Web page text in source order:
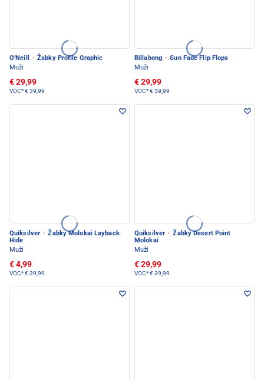
O'Neill · Žabky Profile Graphic
Muži
€ 29,99
VOC*€ 39,99
Billabong · Sun Fade Flip Flops
Muži
€ 29,99
VOC*€ 39,99
Quiksilver · Žabky Molokai Layback
Hide
Muži
€ 4,99
VOC*€ 39,99
Quiksilver · Žabky Desert Point
Molokai
Muži
€ 29,99
VOC*€ 39,99